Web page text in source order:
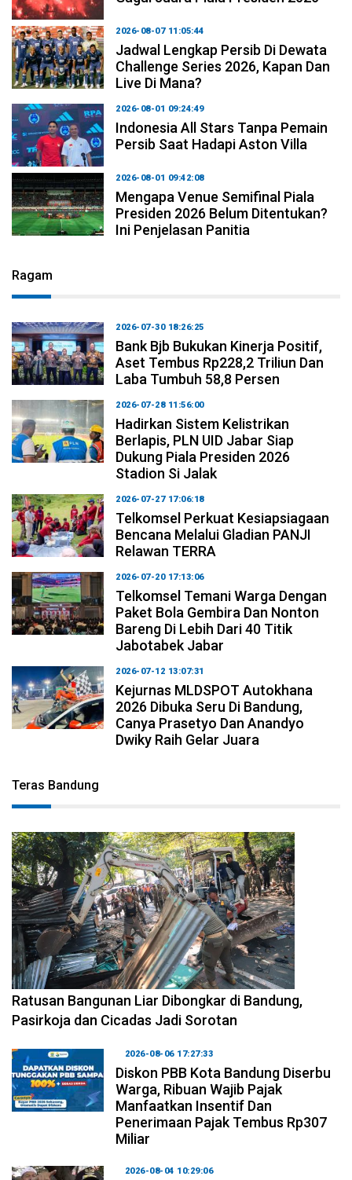
2026-08-07 11:05:44
Jadwal Lengkap Persib Di Dewata
Challenge Series 2026, Kapan Dan
Live Di Mana?
2026-08-01 09:24:49
Indonesia All Stars Tanpa Pemain
Persib Saat Hadapi Aston Villa
2026-08-01 09:42:08
Mengapa Venue Semifinal Piala
Presiden 2026 Belum Ditentukan?
Ini Penjelasan Panitia
Ragam
2026-07-30 18:26:25
Bank Bjb Bukukan Kinerja Positif,
Aset Tembus Rp228,2 Triliun Dan
Laba Tumbuh 58,8 Persen
2026-07-28 11:56:00
Hadirkan Sistem Kelistrikan
Berlapis, PLN UID Jabar Siap
Dukung Piala Presiden 2026
Stadion Si Jalak
2026-07-27 17:06:18
Telkomsel Perkuat Kesiapsiagaan
Bencana Melalui Gladian PANJI
Relawan TERRA
2026-07-20 17:13:06
Telkomsel Temani Warga Dengan
Paket Bola Gembira Dan Nonton
Bareng Di Lebih Dari 40 Titik
Jabotabek Jabar
2026-07-12 13:07:31
Kejurnas MLDSPOT Autokhana
2026 Dibuka Seru Di Bandung,
Canya Prasetyo Dan Anandyo
Dwiky Raih Gelar Juara
Teras Bandung
2026-08-06 17:34:08
Ratusan Bangunan Liar Dibongkar di Bandung,
Pasirkoja dan Cicadas Jadi Sorotan
2026-08-06 17:27:33
Diskon PBB Kota Bandung Diserbu
Warga, Ribuan Wajib Pajak
Manfaatkan Insentif Dan
Penerimaan Pajak Tembus Rp307
Miliar
2026-08-04 10:29:06